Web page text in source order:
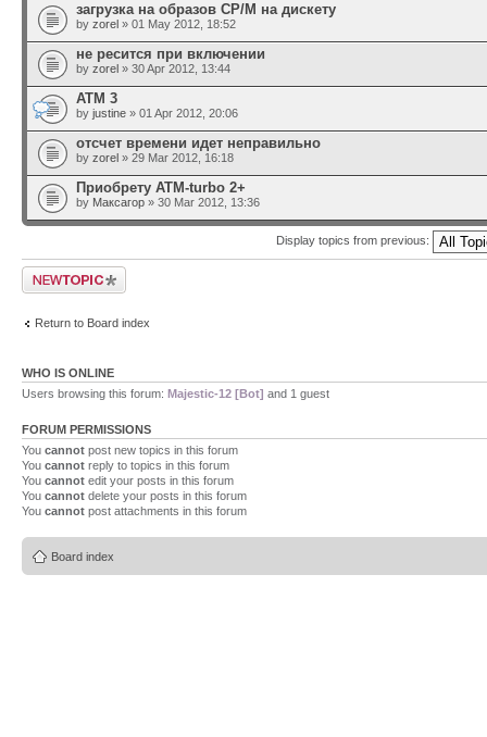
загрузка на образов CP/M на дискету
by zorel » 01 May 2012, 18:52
не ресится при включении
by zorel » 30 Apr 2012, 13:44
ATM 3
by justine » 01 Apr 2012, 20:06
отсчет времени идет неправильно
by zorel » 29 Mar 2012, 16:18
Приобрету ATM-turbo 2+
by Максагор » 30 Mar 2012, 13:36
Display topics from previous:
Post a new topic
Return to Board index
WHO IS ONLINE
Users browsing this forum: Majestic-12 [Bot] and 1 guest
FORUM PERMISSIONS
You cannot post new topics in this forum
You cannot reply to topics in this forum
You cannot edit your posts in this forum
You cannot delete your posts in this forum
You cannot post attachments in this forum
Board index